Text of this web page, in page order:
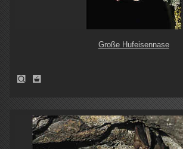
Große Hufeisennase